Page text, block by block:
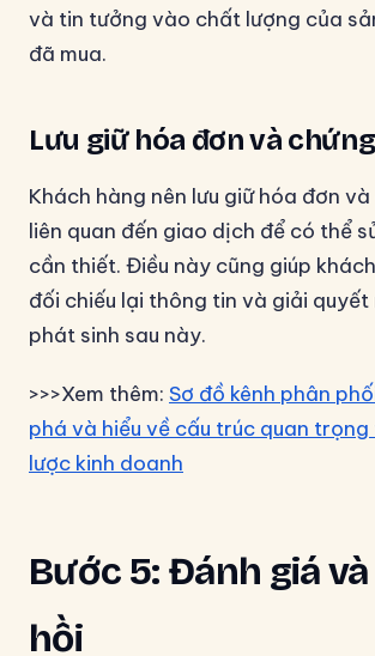
và tin tưởng vào chất lượng của
đã mua.
Lưu giữ hóa đơn và
Khách hàng nên lưu giữ hóa đơn
liên quan đến giao dịch để có thể
cần thiết. Điều này cũng giúp
đối chiếu lại thông tin và giải quyết
phát sinh sau này.
>>>Xem thêm: Sơ đồ kênh phân
phá và hiểu về cấu trúc quan
lược kinh doanh
Bước 5: Đánh giá
hồi